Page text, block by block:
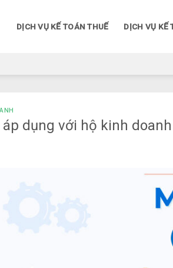
DỊCH VỤ KẾ TOÁN THUẾ DỊCH VỤ KẾ
dụng với hộ kinh